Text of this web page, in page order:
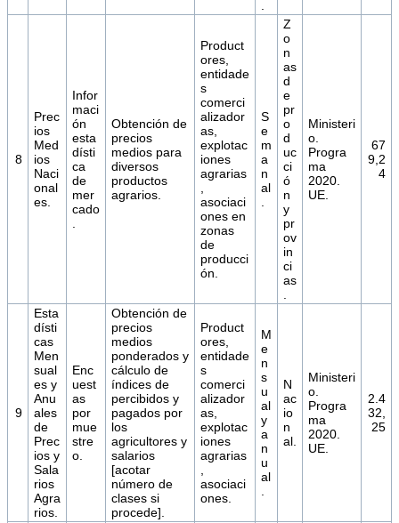
8
Prec
ios
Med
ios
Naci
onal
es.
Infor
maci
ón
esta
dísti
ca
de
mer
cado
Obtención de
precios
medios para
diversos
productos
agrarios.
Product
ores,
entidade
s
comerci
alizador
as,
explotac
iones
agrarias
asociaci
ones en
zonas
de
producci
ón.
S
e
m
a
n
al
Z
o
n
as
d
e
pr
o
d
uc
ci
ó
n
y
pr
ov
in
ci
as
Ministeri
o.
Progra
ma
2020.
UE.
67
9,2
4
9
Esta
dísti
cas
Men
sual
es y
Anu
ales
de
Prec
ios y
Sala
rios
Agra
rios.
Enc
uest
as
por
mue
stre
o.
Obtención de
precios
medios
ponderados y
cálculo de
índices de
percibidos y
pagados por
los
agricultores y
salarios
[acotar
número de
clases si
procede].
Product
ores,
entidade
s
comerci
alizador
as,
explotac
iones
agrarias
asociaci
ones.
M
e
n
s
u
al
y
a
n
u
al
N
ac
io
n
al.
Ministeri
o.
Progra
ma
2020.
UE.
2.4
32,
25